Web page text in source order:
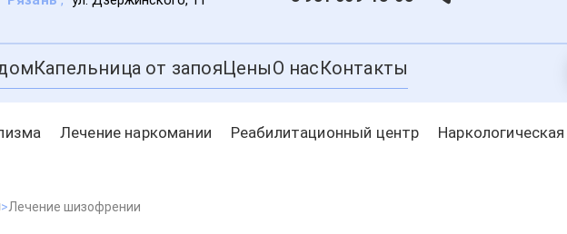
Капельница от запояЦеныО насКонтакты
Лечение наркомании Реабилитационный центр
Лечение шизофрении